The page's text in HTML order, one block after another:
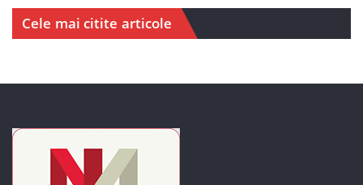
Cele mai citite articole